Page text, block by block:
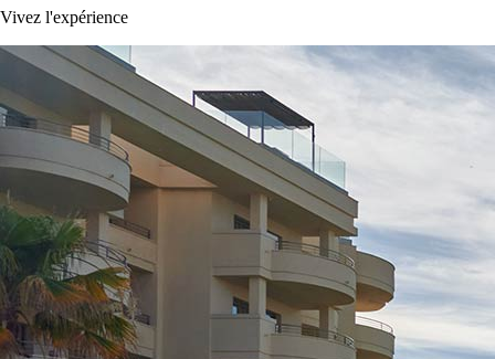
Vivez l'expérience